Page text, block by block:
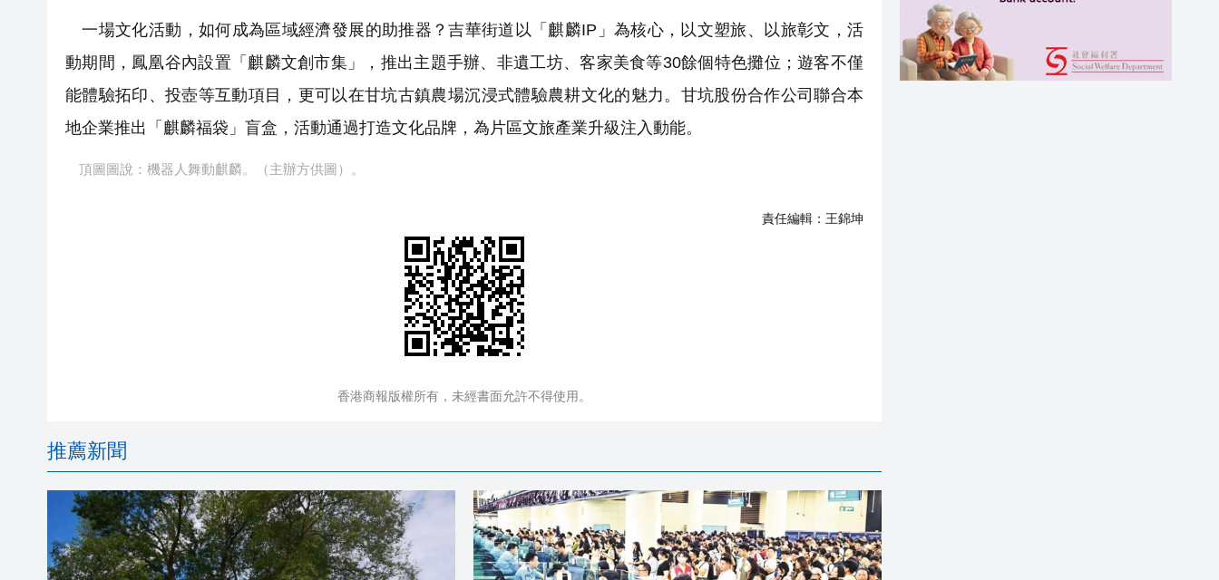
一場文化活動，如何成為區域經濟發展的助推器？吉華街道以「麒麟IP」為核心，以文塑旅、以旅彰文，活
動期間，鳳凰谷內設置「麒麟文創市集」，推出主題手辦、非遺工坊、客家美食等30餘個特色攤位；遊客不僅
能體驗拓印、投壺等互動項目，更可以在甘坑古鎮農場沉浸式體驗農耕文化的魅力。甘坑股份合作公司聯合本
地企業推出「麒麟福袋」盲盒，活動通過打造文化品牌，為片區文旅產業升級注入動能。
頂圖圖說：機器人舞動麒麟。（主辦方供圖）。
責任編輯： 王錦坤
香港商報版權所有，未經書面允許不得使用。
推薦新聞